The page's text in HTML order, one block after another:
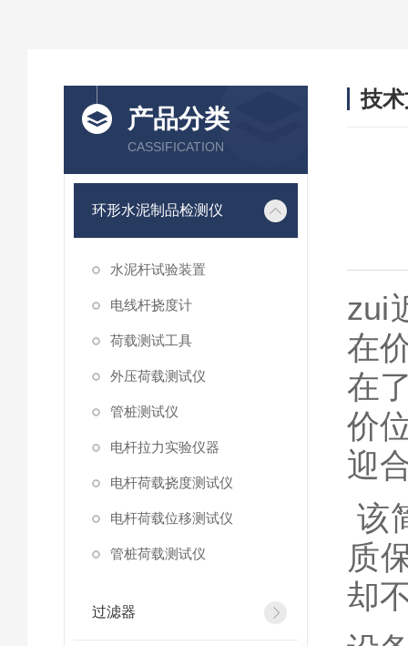
产品分类
CASSIFICATION
环形水泥制品检测仪
水泥杆试验装置
电线杆挠度计
荷载测试工具
外压荷载测试仪
管桩测试仪
电杆拉力实验仪器
电杆荷载挠度测试仪
电杆荷载位移测试仪
管桩荷载测试仪
过滤器
技
zui
在
在
价
迎
该
质
却